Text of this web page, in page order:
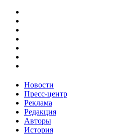
Новости
Пресс-центр
Реклама
Редакция
Авторы
История